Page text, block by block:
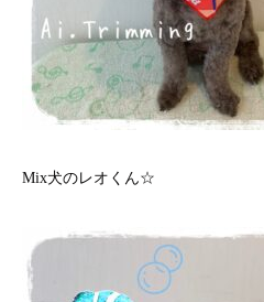
Mix犬のレオくん☆